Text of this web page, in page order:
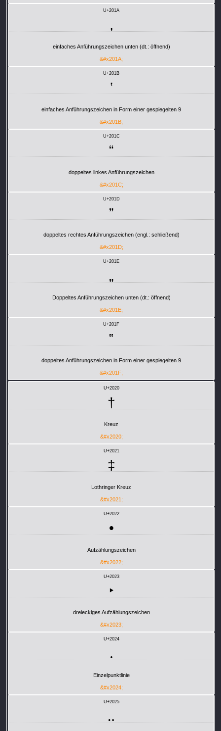
U+201A
‚
einfaches Anführungszeichen unten (dt.: öffnend)
&#x201A;
U+201B
‛
einfaches Anführungszeichen in Form einer gespiegelten 9
&#x201B;
U+201C
“
doppeltes linkes Anführungszeichen
&#x201C;
U+201D
”
doppeltes rechtes Anführungszeichen (engl.: schließend)
&#x201D;
U+201E
„
Doppeltes Anführungszeichen unten (dt.: öffnend)
&#x201E;
U+201F
‟
doppeltes Anführungszeichen in Form einer gespiegelten 9
&#x201F;
U+2020
†
Kreuz
&#x2020;
U+2021
‡
Lothringer Kreuz
&#x2021;
U+2022
•
Aufzählungszeichen
&#x2022;
U+2023
‣
dreieckiges Aufzählungszeichen
&#x2023;
U+2024
․
Einzelpunktlinie
&#x2024;
U+2025
‥